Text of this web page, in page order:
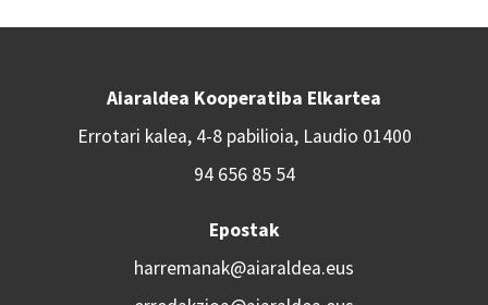
Aiaraldea Kooperatiba Elkartea
Errotari kalea, 4-8 pabilioia, Laudio 01400
94 656 85 54
Epostak
harremanak@aiaraldea.eus